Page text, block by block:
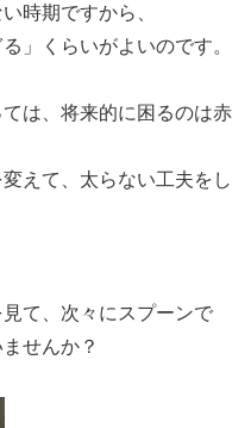
時期ですから、
」くらいがよいのです。
は、将来的に困るのは赤
えて、太らない工夫をし
て、次々にスプーンで
せんか？